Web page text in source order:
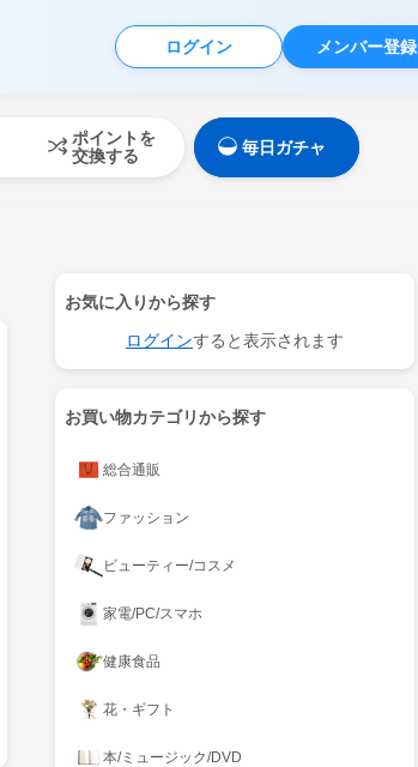
ログイン メンバー登録
ポイントを
交換する
毎日ガチャ
お気に入りから探す
ログインすると表示されます
お買い物カテゴリから探す
総合通販
ファッション
ビューティー/コスメ
家電/PC/スマホ
健康食品
花・ギフト
本/ミュージック/DVD